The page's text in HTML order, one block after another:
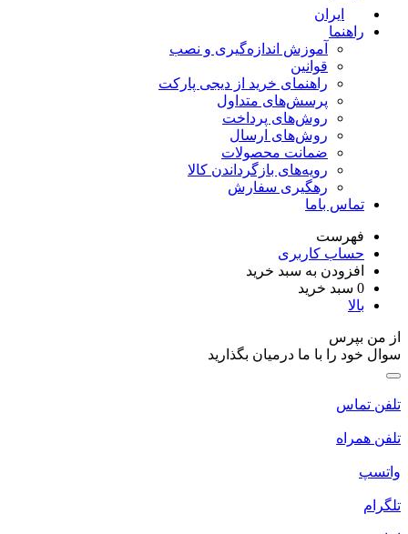
ایران
راهنما
آموزش اندازه‌گیری و نصب
قوانین
راهنمای خرید از دیجی پارکت
پرسش‌های متداول
روش‌های پرداخت
روش‌های ارسال
ضمانت محصولات
رویه‌های بازگرداندن کالا
رهگیری سفارش
تماس باما
فهرست
حساب کاربری
افزودن به سبد خرید
0 سبد خرید
بالا
از من بپرس
سوال خود را با ما درمیان بگذارید
تلفن تماس
تلفن همراه
واتسپ
تلگرام